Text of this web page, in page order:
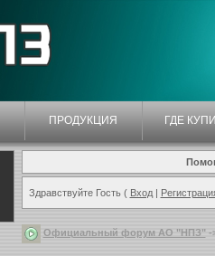
ПРОДУКЦИЯ ГДЕ
Здравствуйте Гость ( Вход|
Официальный форум АО "НПЗ"-